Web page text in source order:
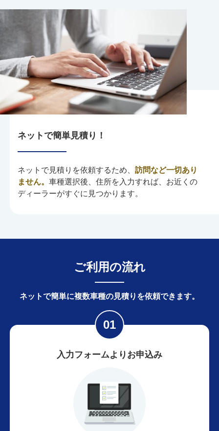
ネットで簡単見積り！
ネットで見積りを依頼するため、 訪問など一切あり
ません。 車種選択後、住所を入力すれば、お近くの
ディーラーがすぐに見つかります。
ご利用の流れ
ネットで簡単に複数車種の見積りを依頼できます。
入力フォームよりお申込み